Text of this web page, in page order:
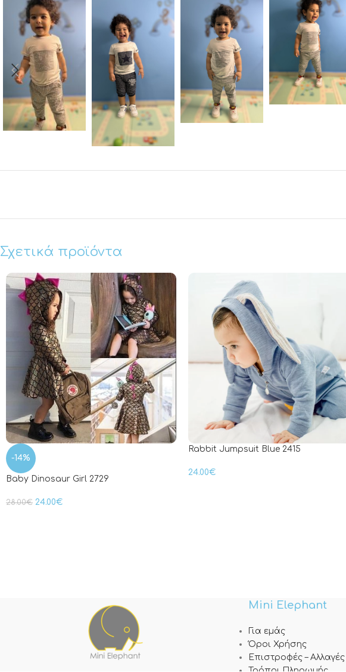
Σχετικά προϊόντα
-14%
Baby Dinosaur Girl 2729
28.00€ 24.00€
Rabbit Jumpsuit Blue 2415
24.00€
Mini Elephant
Για εμάς
Όροι Χρήσης
Επιστροφές – Αλλαγές